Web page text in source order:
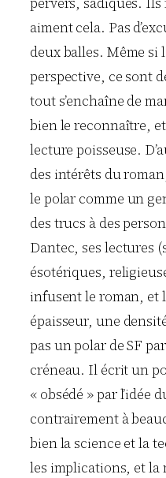
aiment cela. Pas
deux balles. Même si
perspective, ce sont
tout s’enchaîne de
bien le reconnaître,
lecture poisseuse.
des intérêts du
le polar comme un
des trucs à des
Dantec, ses lectures
ésotériques,
infusent le roman, et
épaisseur, une
pas un polar de SF
créneau. Il écrit un
« obsédé » par l’idée
contrairement à
bien la science et la
les implications, et la